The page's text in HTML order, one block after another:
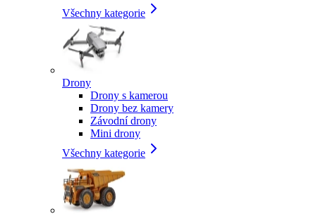
Všechny kategorie
Drony
Drony s kamerou
Drony bez kamery
Závodní drony
Mini drony
Všechny kategorie